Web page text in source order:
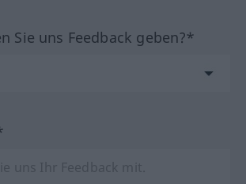
Sie uns Feedback geben?*